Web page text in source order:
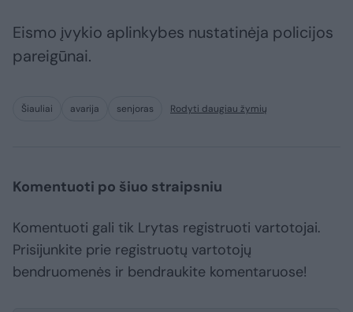
Eismo įvykio aplinkybes nustatinėja policijos
pareigūnai.
Šiauliai avarija senjoras Rodyti daugiau žymių
Komentuoti po šiuo straipsniu
Komentuoti gali tik Lrytas registruoti vartotojai.
Prisijunkite prie registruotų vartotojų
bendruomenės ir bendraukite komentaruose!